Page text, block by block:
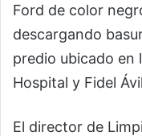
Ford de color
descargando
predio ubicado en
Hospital y Fidel
El director de